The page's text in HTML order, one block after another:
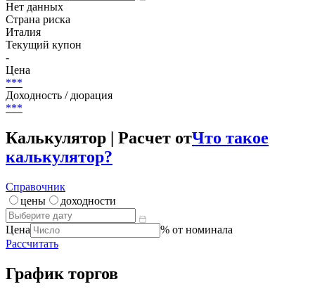
Нет данных
Страна риска
Италия
Текущий купон
-
Цена
***
Доходность / дюрация
***
Калькулятор | Расчет отЧто такое
калькулятор?
Справочник
цены
доходности
Цена
% от номинала
Рассчитать
График торгов